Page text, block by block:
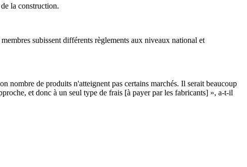
la construction.
subissent différents règlements aux niveaux national et
nombre de produits n'atteignent pas certains marchés. Il serait beaucoup
et donc à un seul type de frais [à payer par les fabricants] », a-t-il